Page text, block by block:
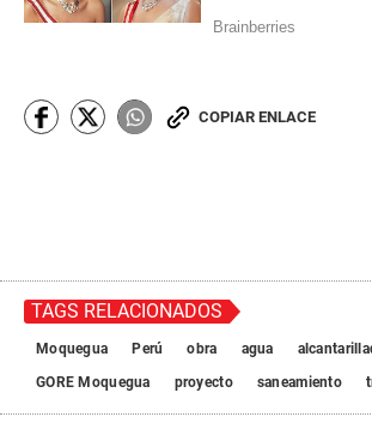
COPIAR ENLACE
TAGS RELACIONADOS
Moquegua Perú obra agua
GORE Moquegua
proyecto saneamiento